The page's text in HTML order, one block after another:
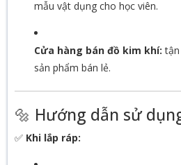
mẫu vật dụng cho học viên.
Cửa hàng bán đồ kim khí: tận
sản phẩm bán lẻ.
🔩 Hướng dẫn sử
✅ Khi lắp ráp: